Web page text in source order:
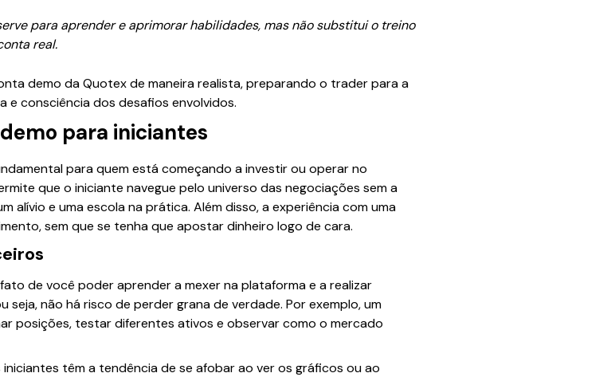
para aprender e aprimorar habilidades, mas não substitui o treino
real.
demo da Quotex de maneira realista, preparando o trader para a
e consciência dos desafios envolvidos.
para iniciantes
para quem está começando a investir ou operar no
que o iniciante navegue pelo universo das negociações sem a
alívio e uma escola na prática. Além disso, a experiência com uma
sem que se tenha que apostar dinheiro logo de cara.
de você poder aprender a mexer na plataforma e a realizar
não há risco de perder grana de verdade. Por exemplo, um
posições, testar diferentes ativos e observar como o mercado
têm a tendência de se afobar ao ver os gráficos ou ao